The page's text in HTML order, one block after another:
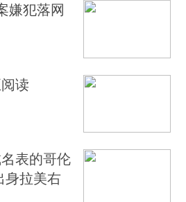
嫌犯落网
读
名表的哥伦
身拉美右